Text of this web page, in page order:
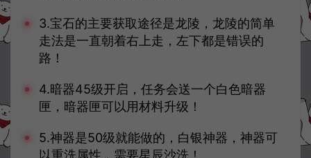
3.宝石的主要获取途径是龙陵，龙陵的简单
走法是一直朝着右上走，左下都是错误的
路！
4.暗器45级开启，任务会送一个白色暗器
匣，暗器匣可以用材料升级！
5.神器是50级就能做的，白银神器，神器可
以重洗属性，需要星辰沙洗！